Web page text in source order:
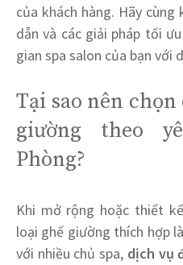
của khách hàng. Hãy
dẫn và các giải pháp tối
gian spa salon của bạn với
Tại sao nên
giường theo
Phòng?
Khi mở rộng hoặc thiết
loại ghế giường thích hợp
với nhiều chủ spa, dịch vụ